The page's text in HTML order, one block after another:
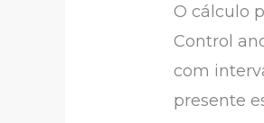
O cálculo
Control
com
presente